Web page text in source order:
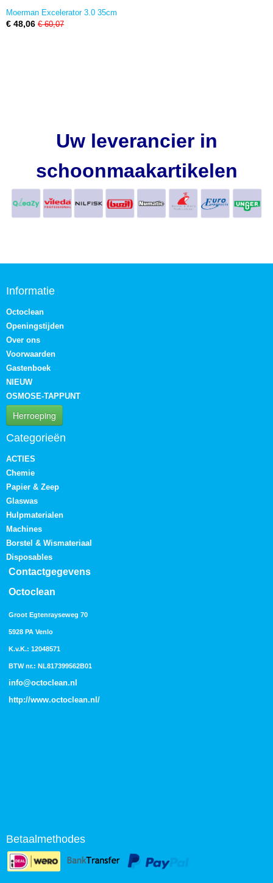
Moerman Excelerator 3.0 35cm
€ 48,06 € 60,07
Uw leverancier in
schoonmaakartikelen
Informatie
Octoclean
Openingstijden
Over ons
Voorwaarden
Gastenboek
NIEUW
OSMOSE-TAPPUNT
Herroeping
Categorieën
ACTIES
Chemie
Papier & Zeep
Glaswas
Hulpmaterialen
Machines
Borstel & Wismateriaal
Disposables
Contactgegevens
Octoclean
Groot Egtenrayseweg 70
5928 PA Venlo
K.v.K.: 12048571
BTW nr.: NL817399562B01
info@octoclean.nl
http://www.octoclean.nl /
Betaalmethodes